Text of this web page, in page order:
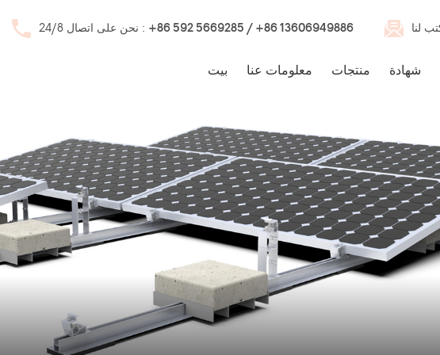
نحن على اتصال 24/8 : +86 592 5669285 / +86 13606949886
بيت معلومات عنا منتجات شهادة